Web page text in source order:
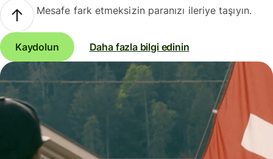
Mesafe fark etmeksizin paranızı ileriye taşıyın.
Kaydolun Daha fazla bilgi edinin